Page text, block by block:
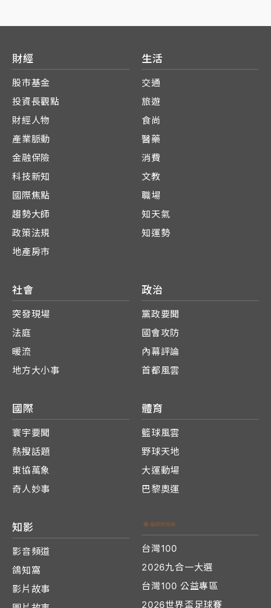
財經
股市基金
投資長觀點
財經人物
產業脈動
金融保險
科技新知
國際焦點
趨勢大師
政策法規
地產房市
生活
交通
旅遊
食尚
醫藥
消費
文教
職場
知天氣
知運勢
社會
突發現場
法庭
暖流
地方大小事
政治
黨政要聞
國會攻防
內幕評論
首都風雲
國際
寰宇要聞
熱搜話題
東協萬象
奇人妙事
體育
籃球風雲
野球天地
大運動場
巴黎奧運
知影
影音頻道
鴿知窩
影片故事
台灣100
2026九合一大選
台灣100 公益專區
2026世界盃足球賽